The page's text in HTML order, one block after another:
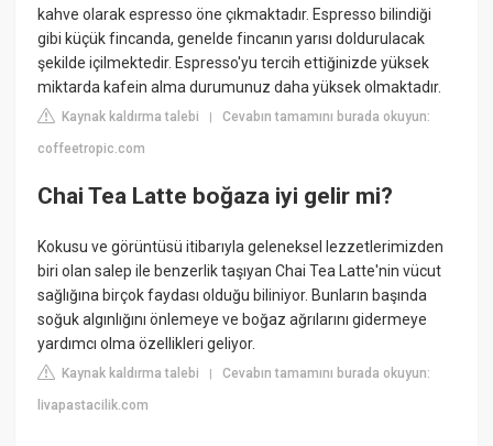
kahve olarak espresso öne çıkmaktadır. Espresso bilindiği
gibi küçük fincanda, genelde fincanın yarısı doldurulacak
şekilde içilmektedir. Espresso'yu tercih ettiğinizde yüksek
miktarda kafein alma durumunuz daha yüksek olmaktadır.
Kaynak kaldırma talebi |Cevabın tamamını burada okuyun:
coffeetropic.com
Chai Tea Latte boğaza iyi gelir mi?
Kokusu ve görüntüsü itibarıyla geleneksel lezzetlerimizden
biri olan salep ile benzerlik taşıyan Chai Tea Latte'nin vücut
sağlığına birçok faydası olduğu biliniyor. Bunların başında
soğuk algınlığını önlemeye ve boğaz ağrılarını gidermeye
yardımcı olma özellikleri geliyor.
Kaynak kaldırma talebi |Cevabın tamamını burada okuyun:
livapastacilik.com